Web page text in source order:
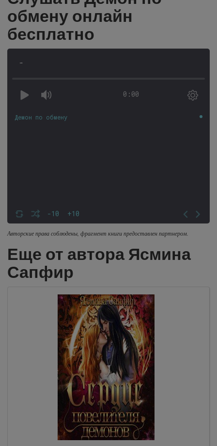
обмену онлайн
бесплатно
-
0:00
-10 +10
Демон по обмену
Авторские права соблюдены, фрагмент книги предоставлен партнером.
Еще от автора Ясмина
Сапфир